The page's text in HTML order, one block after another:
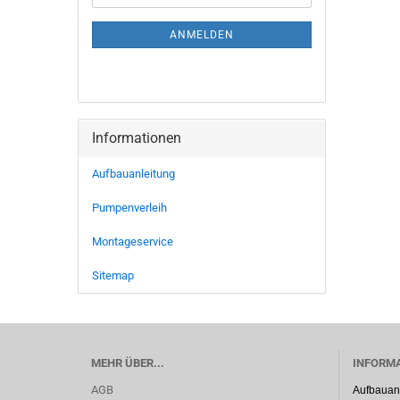
Mail
ANMELDEN
Informationen
Aufbauanleitung
Pumpenverleih
Montageservice
Sitemap
MEHR ÜBER...
AGB